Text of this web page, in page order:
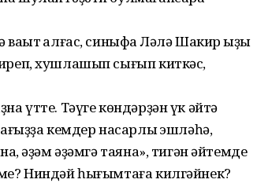
ҡалғас, синыфҡа Ләлә Шакир ҡыҙы
хушлашып сығып киткәс,
үтте. Тәүге көндәрҙән үк әйтә
кемдер насарлыҡ эшләһә,
әҙәм әҙәмгә таяна», тигән әйтемде
Ниндәй һығымтаға килгәйнек?